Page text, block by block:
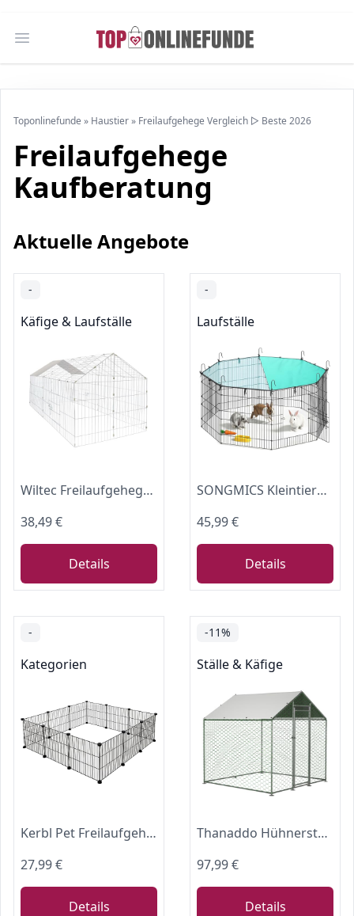
Open main menu
Toponlinefunde » Haustier» Freilaufgehege Vergleich ▷ Beste 2026
Freilaufgehege
Kaufberatung
Aktuelle Angebote
-
Käfige & Laufställe
Wiltec Freilaufgehege Kaninchen 180 x 75 x 75 cm, Außengehege und Kleintierstall für Kaninchen, Hasen, Meerschweinchen, Freigehege als Hasenstall
38,49 €
Details
-
Laufställe
SONGMICS Kleintiergehege, Freilaufgehege mit Abdeckung, 8 Gitterplatten
45,99 €
Details
-
Kategorien
Kerbl Pet Freilaufgehege Hopsi, 12x Gitterelemente, je 35x35cm, flexibel erweiterbar, einfache Montage, Stecksystem
27,99 €
Details
-11%
Ställe & Käfige
Thanaddo Hühnerstall Metall Freilaufgehege, 2x2 m Freilaufgehege Hühner mit PE-Tuch, Verzinkter Stahl Kleintierstall mit Riegelsystem-Tür für Hühner Haustierkäfig Hühnerkäfig Kleintiere Garten
97,99 €
Details